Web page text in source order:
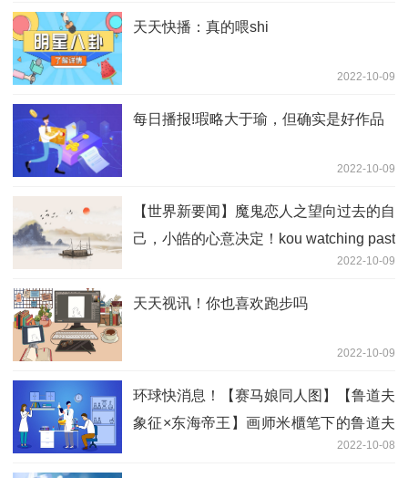
天天快播：真的喂shi
2022-10-09
每日播报!瑕略大于瑜，但确实是好作品
2022-10-09
【世界新要闻】魔鬼恋人之望向过去的自
己，小皓的心意决定！kou watching past
2022-10-09
天天视讯！你也喜欢跑步吗
2022-10-09
环球快消息！【赛马娘同人图】【鲁道夫
象征×东海帝王】画师米櫃笔下的鲁道夫
2022-10-08